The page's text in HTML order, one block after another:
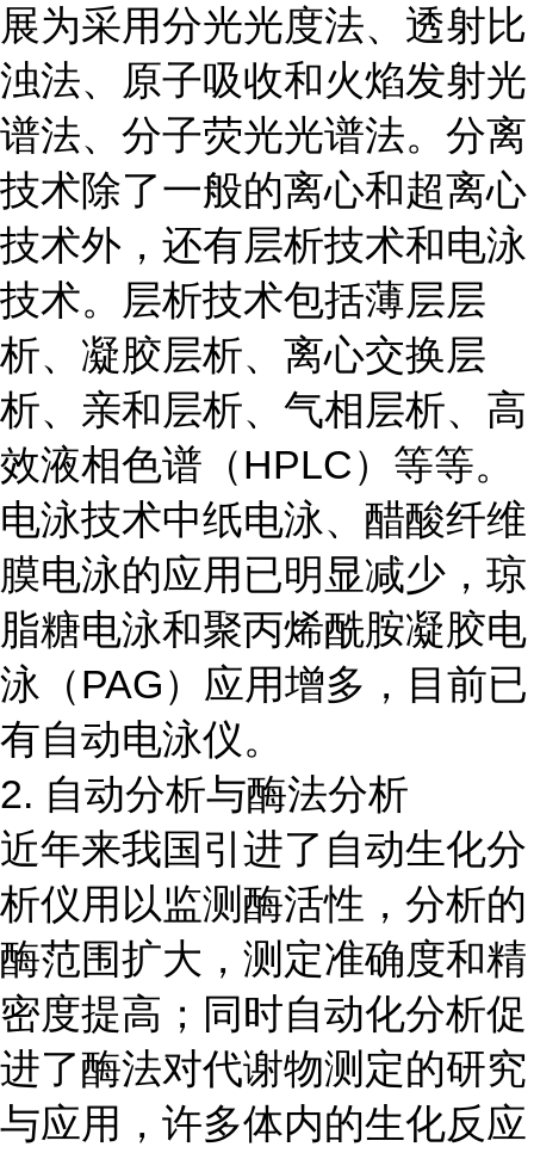
展为采用分光光度法、透射比
浊法、原子吸收和火焰发射光
谱法、分子荧光光谱法。分离
技术除了一般的离心和超离心
技术外，还有层析技术和电泳
技术。层析技术包括薄层层
析、凝胶层析、离心交换层
析、亲和层析、气相层析、高
效液相色谱（HPLC）等等。
电泳技术中纸电泳、醋酸纤维
膜电泳的应用已明显减少，琼
脂糖电泳和聚丙烯酰胺凝胶电
泳（PAG）应用增多，目前已
有自动电泳仪。
2. 自动分析与酶法分析
近年来我国引进了自动生化分
析仪用以监测酶活性，分析的
酶范围扩大，测定准确度和精
密度提高；同时自动化分析促
进了酶法对代谢物测定的研究
与应用，许多体内的生化反应